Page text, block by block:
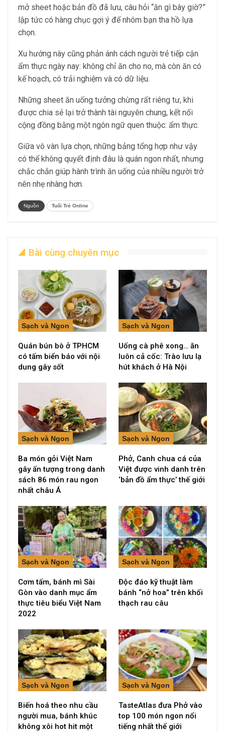
mở sheet hoặc bản đồ đã lưu, câu hỏi “ăn gì bây giờ?”
lập tức có hàng chục gợi ý để nhóm bạn tha hồ lựa
chọn.
Xu hướng này cũng phản ánh cách người trẻ tiếp cận
ẩm thực ngày nay: không chỉ ăn cho no, mà còn ăn có
kế hoạch, có trải nghiệm và có dữ liệu.
Những sheet ăn uống tưởng chừng rất riêng tư, khi
được chia sẻ lại trở thành tài nguyên chung, kết nối
cộng đồng bằng một ngôn ngữ quen thuộc: ẩm thực.
Giữa vô vàn lựa chọn, những bảng tổng hợp như vậy
có thể không quyết định đâu là quán ngon nhất, nhưng
chắc chắn giúp hành trình ăn uống của nhiều người trở
nên nhẹ nhàng hơn.
Nguồn Tuổi Trẻ Online
Bài cùng chuyên mục
Sạch và Ngon
Quán bún bò ở TPHCM
có tấm biển báo với nội
dung gây sốt
Sạch và Ngon
Uống cà phê xong… ăn
luôn cả cốc: Trào lưu lạ
hút khách ở Hà Nội
Sạch và Ngon
Ba món gỏi Việt Nam
gây ấn tượng trong danh
sách 86 món rau ngon
nhất châu Á
Sạch và Ngon
Phở, Canh chua cá của
Việt được vinh danh trên
‘bản đồ ẩm thực’ thế giới
Sạch và Ngon
Cơm tấm, bánh mì Sài
Gòn vào danh mục ẩm
thực tiêu biểu Việt Nam
2022
Sạch và Ngon
Độc đáo kỹ thuật làm
bánh “nở hoa” trên khối
thạch rau câu
Sạch và Ngon
Biến hoá theo nhu cầu
người mua, bánh khúc
không xôi hot hit một
Sạch và Ngon
TasteAtlas đưa Phở vào
top 100 món ngon nổi
tiếng nhất thế giới